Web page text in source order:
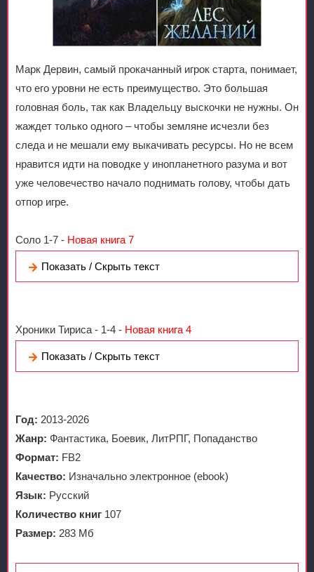
Марк Дервин, самый прокачанный игрок старта, понимает,
что его уровни не есть преимущество. Это большая
головная боль, так как Владельцу выскочки не нужны. Он
жаждет только одного – чтобы земляне исчезли без
следа и не мешали ему выкачивать ресурсы. Но не всем
нравится идти на поводке у инопланетного разума и вот
уже человечество начало поднимать голову, чтобы дать
отпор игре.
Соло 1-7 - Новая книга 7
Показать / Скрыть текст
Хроники Тириса - 1-4 - Новая книга 4
Показать / Скрыть текст
Год: 2013-2026
Жанр: Фантастика, Боевик, ЛитРПГ, Попаданство
Формат: FB2
Качество: Изначально электронное (ebook)
Язык: Русский
Количество книг 107
Размер: 283 Мб